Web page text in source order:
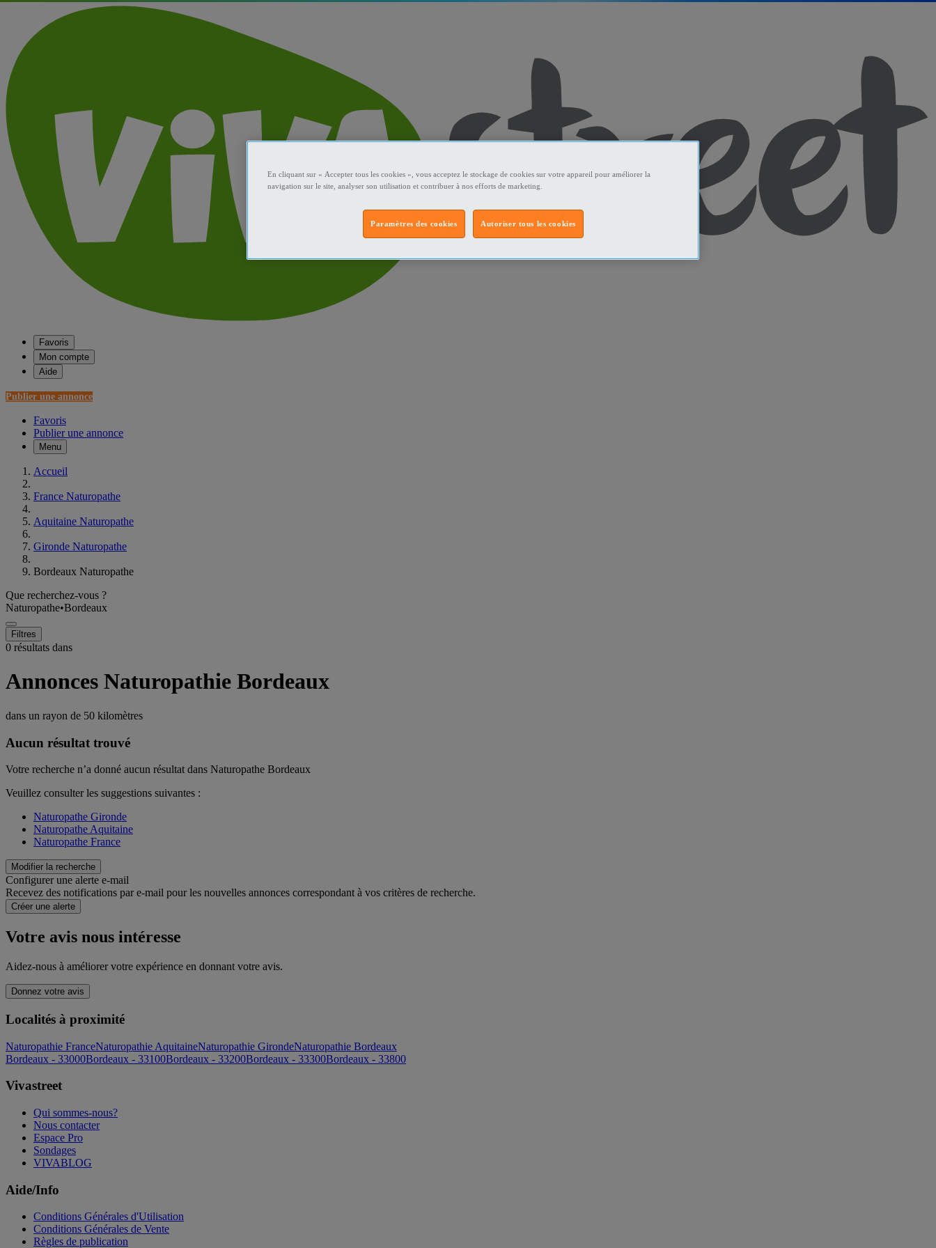
Favoris
Mon compte
Aide
Publier une annonce
Favoris
Publier une annonce
Menu
Accueil
France Naturopathe
Aquitaine Naturopathe
Gironde Naturopathe
Bordeaux Naturopathe
Que recherchez-vous ?
Naturopathe•Bordeaux
Filtres
0 résultats dans
Annonces Naturopathie Bordeaux
dans un rayon de 50 kilomètres
Aucun résultat trouvé
Votre recherche n’a donné aucun résultat dans Naturopathe Bordeaux
Veuillez consulter les suggestions suivantes :
Naturopathe Gironde
Naturopathe Aquitaine
Naturopathe France
Modifier la recherche
Configurer une alerte e-mail
Recevez des notifications par e-mail pour les nouvelles annonces correspondant à vos critères de recherche.
Créer une alerte
Votre avis nous intéresse
Aidez-nous à améliorer votre expérience en donnant votre avis.
Donnez votre avis
Localités à proximité
Naturopathie FranceNaturopathie AquitaineNaturopathie GirondeNaturopathie Bordeaux
Bordeaux - 33000Bordeaux - 33100Bordeaux - 33200Bordeaux - 33300Bordeaux - 33800
Vivastreet
Qui sommes-nous?
Nous contacter
Espace Pro
Sondages
VIVABLOG
Aide/Info
Conditions Générales d'Utilisation
Conditions Générales de Vente
Règles de publication
En cliquant sur « Accepter tous les cookies », vous acceptez le stockage de cookies sur votre appareil pour améliorer la
navigation sur le site, analyser son utilisation et contribuer à nos efforts de marketing.
Autoriser tous les cookies
Paramètres des cookies